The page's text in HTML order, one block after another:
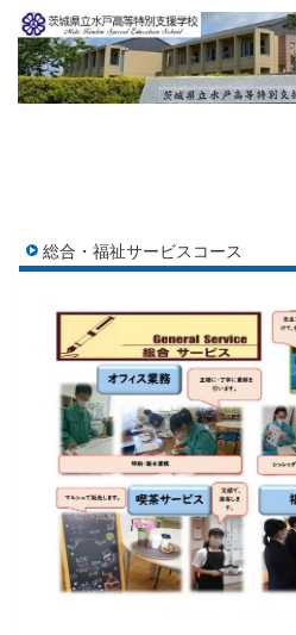
総合・福祉サービスコース